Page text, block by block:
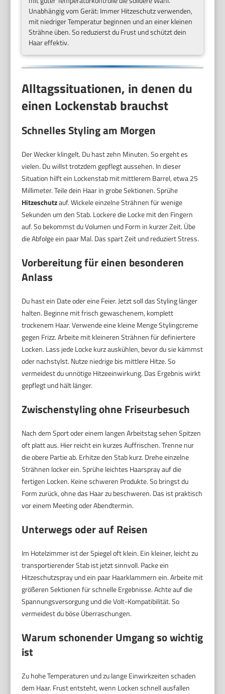
Unabhängig vom Gerät: Immer Hitzeschutz verwenden,
mit niedriger Temperatur beginnen und an einer kleinen
Strähne üben. So reduzierst du Frust und schützt dein
Haar effektiv.
Alltagssituationen, in denen du
einen Lockenstab brauchst
Schnelles Styling am Morgen
Der Wecker klingelt. Du hast zehn Minuten. So ergeht es
vielen. Du willst trotzdem gepflegt aussehen. In dieser
Situation hilft ein Lockenstab mit mittlerem Barrel, etwa 25
Millimeter. Teile dein Haar in grobe Sektionen. Sprühe
Hitzeschutzauf. Wickele einzelne Strähnen für wenige
Sekunden um den Stab. Lockere die Locke mit den Fingern
auf. So bekommst du Volumen und Form in kurzer Zeit. Übe
die Abfolge ein paar Mal. Das spart Zeit und reduziert Stress.
Vorbereitung für einen besonderen
Anlass
Du hast ein Date oder eine Feier. Jetzt soll das Styling länger
halten. Beginne mit frisch gewaschenem, komplett
trockenem Haar. Verwende eine kleine Menge Stylingcreme
gegen Frizz. Arbeite mit kleineren Strähnen für definiertere
Locken. Lass jede Locke kurz auskühlen, bevor du sie kämmst
oder nachstylst. Nutze niedrige bis mittlere Hitze. So
vermeidest du unnötige Hitzeeinwirkung. Das Ergebnis wirkt
gepflegt und hält länger.
Zwischenstyling ohne Friseurbesuch
Nach dem Sport oder einem langen Arbeitstag sehen Spitzen
oft platt aus. Hier reicht ein kurzes Auffrischen. Trenne nur
die obere Partie ab. Erhitze den Stab kurz. Drehe einzelne
Strähnen locker ein. Sprühe leichtes Haarspray auf die
fertigen Locken. Keine schweren Produkte. So bringst du
Form zurück, ohne das Haar zu beschweren. Das ist praktisch
vor einem Meeting oder Abendtermin.
Unterwegs oder auf Reisen
Im Hotelzimmer ist der Spiegel oft klein. Ein kleiner, leicht zu
transportierender Stab ist jetzt sinnvoll. Packe ein
Hitzeschutzspray und ein paar Haarklammern ein. Arbeite mit
größeren Sektionen für schnelle Ergebnisse. Achte auf die
Spannungsversorgung und die Volt-Kompatibilität. So
vermeidest du böse Überraschungen.
Warum schonender Umgang so wichtig
ist
Zu hohe Temperaturen und zu lange Einwirkzeiten schaden
dem Haar. Frust entsteht, wenn Locken schnell ausfallen